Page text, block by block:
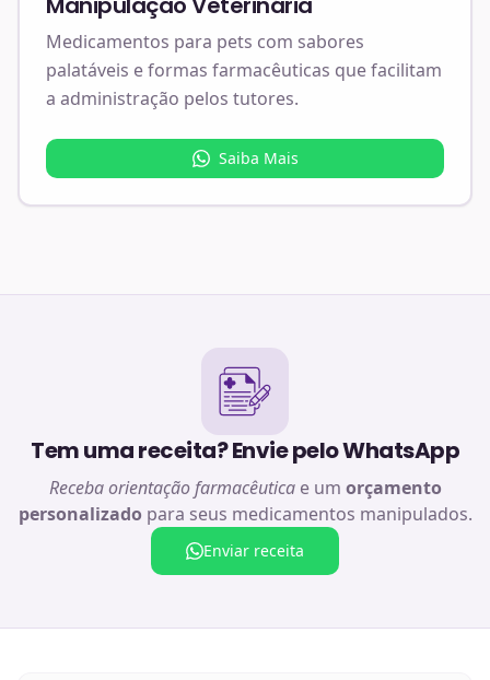
Medicamentos para pets com sabores
palatáveis e formas farmacêuticas que facilitam
a administração pelos tutores.
Saiba Mais
Tem uma receita? Envie pelo WhatsApp
Receba orientação farmacêuticae um orçamento
personalizado para seus medicamentos manipulados.
Enviar receita